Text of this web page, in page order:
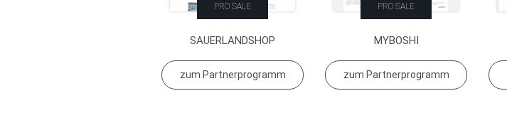
PRO SALE
SAUERLANDSHOP
zum Partnerprogramm
PRO SALE
MYBOSHI
zum Partnerprogramm